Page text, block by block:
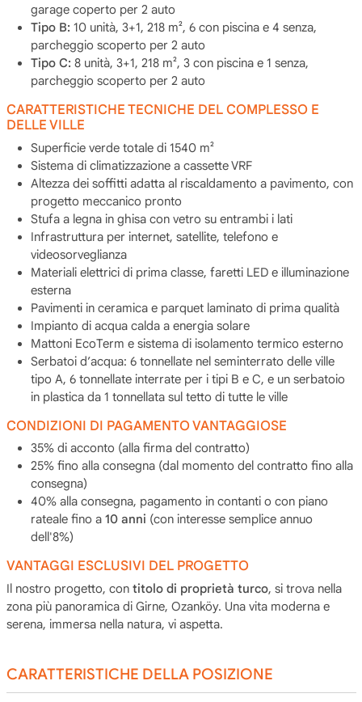
garage coperto per 2 auto
Tipo B: 10 unità, 3+1, 218 m², 6 con piscina e 4 senza,
parcheggio scoperto per 2 auto
Tipo C: 8 unità, 3+1, 218 m², 3 con piscina e 1 senza,
parcheggio scoperto per 2 auto
CARATTERISTICHE TECNICHE DEL COMPLESSO E
DELLE VILLE
Superficie verde totale di 1540 m²
Sistema di climatizzazione a cassette VRF
Altezza dei soffitti adatta al riscaldamento a pavimento, con
progetto meccanico pronto
Stufa a legna in ghisa con vetro su entrambi i lati
Infrastruttura per internet, satellite, telefono e
videosorveglianza
Materiali elettrici di prima classe, faretti LED e illuminazione
esterna
Pavimenti in ceramica e parquet laminato di prima qualità
Impianto di acqua calda a energia solare
Mattoni EcoTerm e sistema di isolamento termico esterno
Serbatoi d’acqua: 6 tonnellate nel seminterrato delle ville
tipo A, 6 tonnellate interrate per i tipi B e C, e un serbatoio
in plastica da 1 tonnellata sul tetto di tutte le ville
CONDIZIONI DI PAGAMENTO VANTAGGIOSE
35% di acconto (alla firma del contratto)
25% fino alla consegna (dal momento del contratto fino alla
consegna)
40% alla consegna, pagamento in contanti o con piano
rateale fino a 10 anni (con interesse semplice annuo
dell'8%)
VANTAGGI ESCLUSIVI DEL PROGETTO
Il nostro progetto, con titolo di proprietà turco, si trova nella
zona più panoramica di Girne, Ozanköy. Una vita moderna e
serena, immersa nella natura, vi aspetta.
CARATTERISTICHE DELLA POSIZIONE